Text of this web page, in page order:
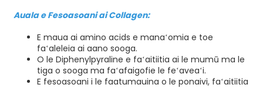
Auala e Fesoasoani ai Collagen:
E maua ai amino acids e manaʻomia e toe
faʻaleleia ai aano sooga.
O le Diphenylpyraline e faʻaitiitia ai le mumū ma le
tiga o sooga ma faʻafaigofie le feʻaveaʻi.
E fesoasoani i le faatumauina o le ponaivi, faʻaitiitia